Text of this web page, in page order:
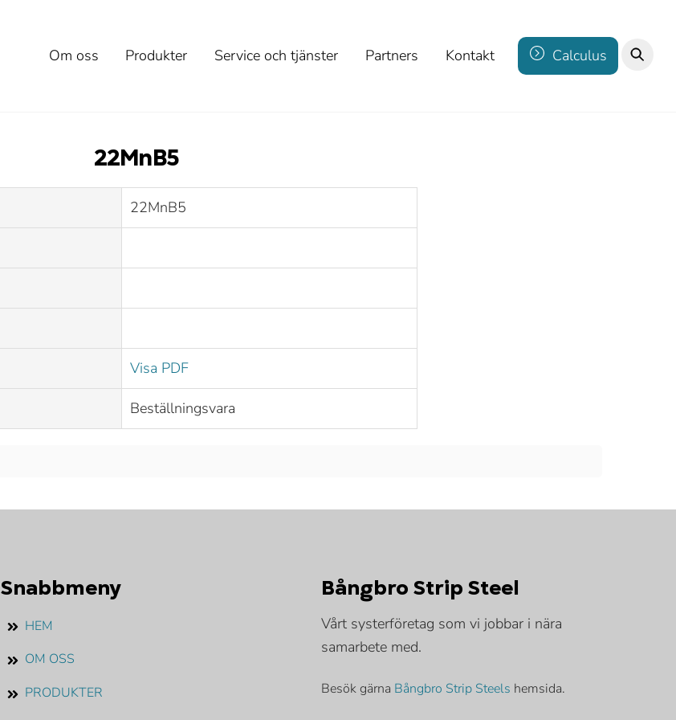
Om oss Produkter Service och tjänster Partners Kontakt Calculus
22MnB5
22MnB5
Visa PDF
Beställningsvara
Snabbmeny
HEM
OM OSS
PRODUKTER
Bångbro Strip Steel
Vårt systerföretag som vi jobbar i nära
samarbete med.
Besök gärna Bångbro Strip Steels hemsida.